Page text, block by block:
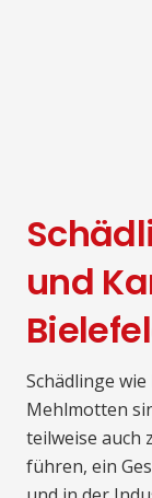
und
Schädlinge
Mehlmotten
teilweise auch
führen, ein